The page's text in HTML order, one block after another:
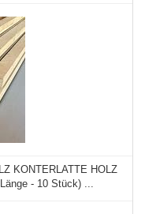
KONTERLATTE HOLZ
- 10 Stück) ...